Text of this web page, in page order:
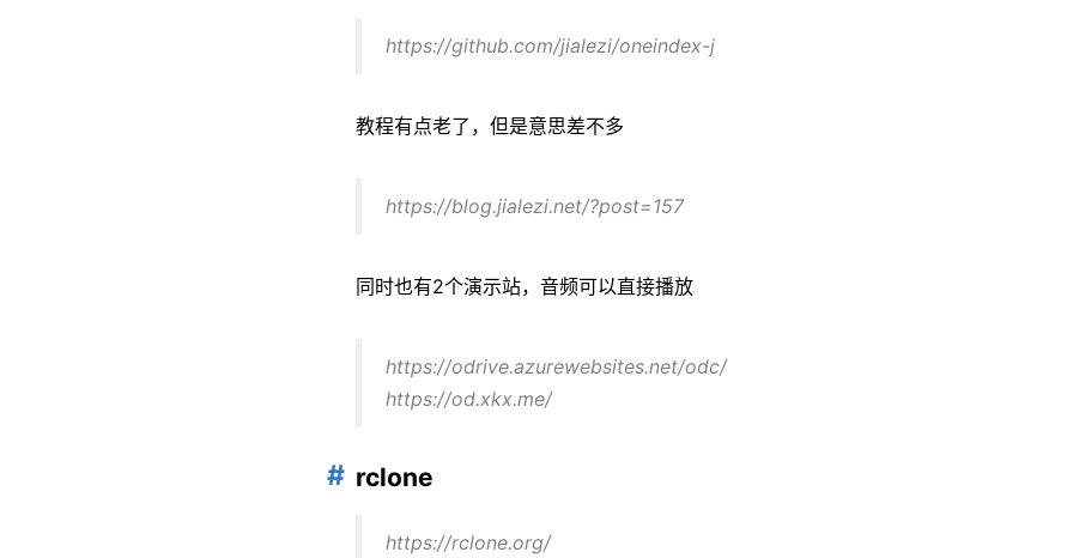
https://github.com/jialezi/oneindex-j
教程有点老了，但是意思差不多
https://blog.jialezi.net/?post=157
同时也有2个演示站，音频可以直接播放
https://odrive.azurewebsites.net/odc/
https://od.xkx.me/
rclone
https://rclone.org/